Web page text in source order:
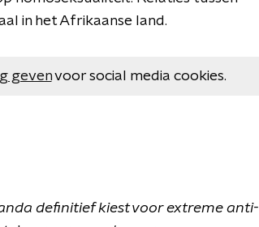
in het Afrikaanse land.
gevenvoor social media cookies.
definitief kiest voor extreme anti-